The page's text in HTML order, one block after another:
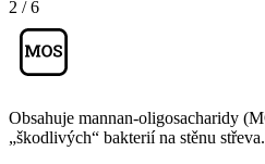
2 /6
Obsahuje mannan-oligosacharidy
„škodlivých“ bakterií na stěnu střeva.